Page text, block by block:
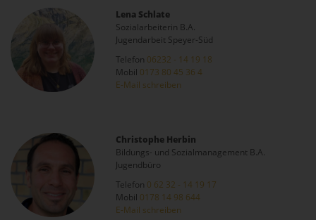
Lena Schlate
Sozialarbeiterin B.A.
Jugendarbeit Speyer-Süd
Telefon 06232 - 14 19 18
Mobil 0173 80 45 36 4
E-Mail schreiben
Christophe Herbin
Bildungs- und Sozialmanagement B.A.
Jugendbüro
Telefon 0 62 32 - 14 19 17
Mobil 0178 14 98 644
E-Mail schreiben